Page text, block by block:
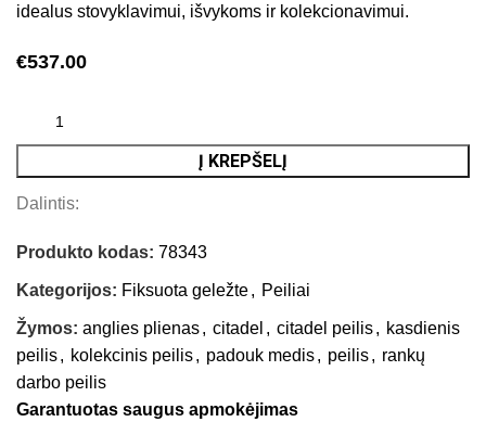
idealus stovyklavimui, išvykoms ir kolekcionavimui.
€537.00
Į KREPŠELĮ
Dalintis:
Produkto kodas:78343
Kategorijos: Fiksuota geležte, Peiliai
Žymos: anglies plienas, citadel , citadel peilis, kasdienis
peilis, kolekcinis peilis, padouk medis, peilis, rankų
darbo peilis
Garantuotas saugus apmokėjimas